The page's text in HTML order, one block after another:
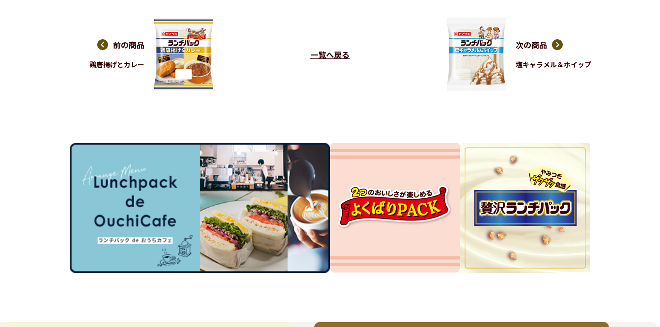
前の商品
鶏唐揚げとカレー
一覧へ戻る
次の商品
塩キャラメル＆ホイップ